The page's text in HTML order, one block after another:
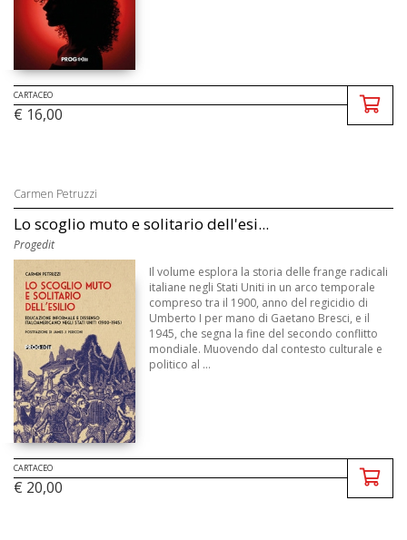
CARTACEO
€ 16,00
Carmen Petruzzi
Lo scoglio muto e solitario dell'esi...
Progedit
Il volume esplora la storia delle frange radicali
italiane negli Stati Uniti in un arco temporale
compreso tra il 1900, anno del regicidio di
Umberto I per mano di Gaetano Bresci, e il
1945, che segna la fine del secondo conflitto
mondiale. Muovendo dal contesto culturale e
politico al ...
CARTACEO
€ 20,00